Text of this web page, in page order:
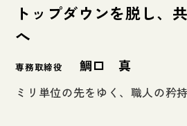
トップダウンを脱し、
へ
専務取締役 鯛口 真
ミリ単位の先をゆく、職人の矜